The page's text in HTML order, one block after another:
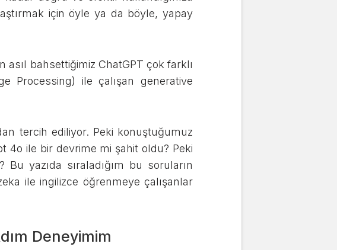
Paylaşın
için öyle ya da böyle, yapay
bahsettiğimiz ChatGPT çok farklı
Processing) ile çalışan generative
tercih ediliyor. Peki konuştuğumuz
4o ile bir devrime mi şahit oldu? Peki
yazıda sıraladığım bu soruların
ile ingilizce öğrenmeye çalışanlar
Deneyimim